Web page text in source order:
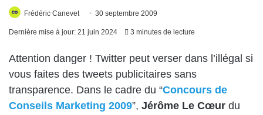
Frédéric Canevet 30 septembre 2009
Dernière mise à jour: 21 juin 2024 3 minutes de lecture
Attention danger ! Twitter peut verser dans l’illégal si
vous faites des tweets publicitaires sans
transparence. Dans le cadre du “Concours de
Conseils Marketing 2009”, Jérôme Le Cœur du